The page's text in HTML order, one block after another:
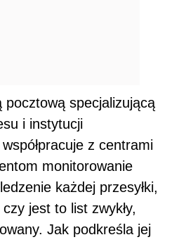
pocztową specjalizującą
i instytucji
z centrami
monitorowanie
każdej przesyłki,
jest to list zwykły,
Jak podkreśla jej